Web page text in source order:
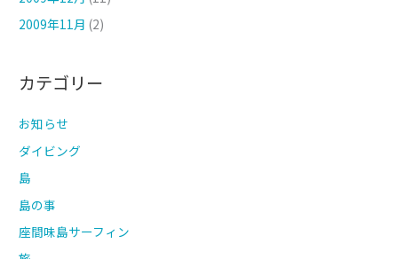
2009年11月 (2)
カテゴリー
お知らせ
ダイビング
島
島の事
座間味島サーフィン